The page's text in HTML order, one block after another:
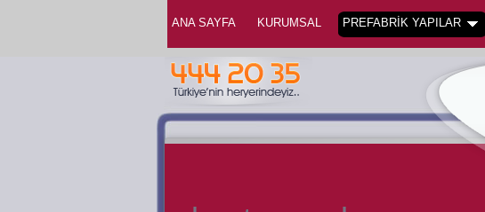
ANA SAYFA KURUMSAL PREFABRİK YAPILAR